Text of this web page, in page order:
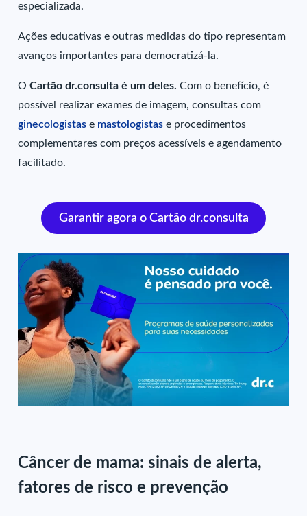
especializada.
Ações educativas e outras medidas do tipo representam
avanços importantes para democratizá-la.
OCartão dr.consulta é um deles. Com o benefício, é
possível realizar exames de imagem, consultas com
ginecologistase mastologistase procedimentos
complementares com preços acessíveis e agendamento
facilitado.
Garantir agora o Cartão dr.consulta
Câncer de mama: sinais de alerta,
fatores de risco e prevenção